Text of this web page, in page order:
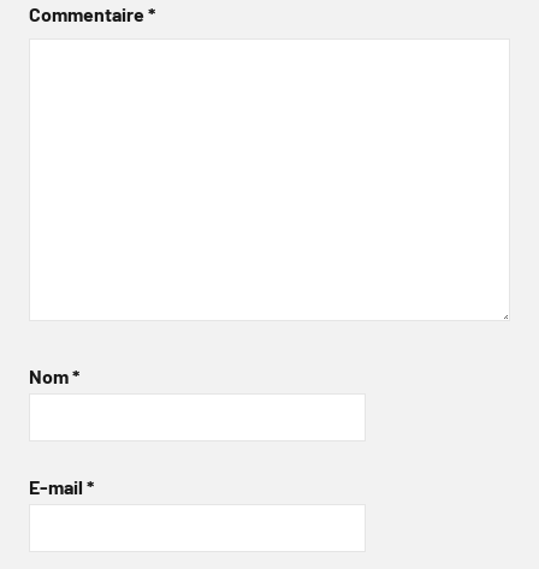
Commentaire*
Nom*
E-mail *